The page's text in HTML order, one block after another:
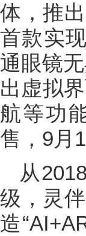
体，推
首款实
通眼镜
出虚拟
航等功
售，9月
从
级，灵
造